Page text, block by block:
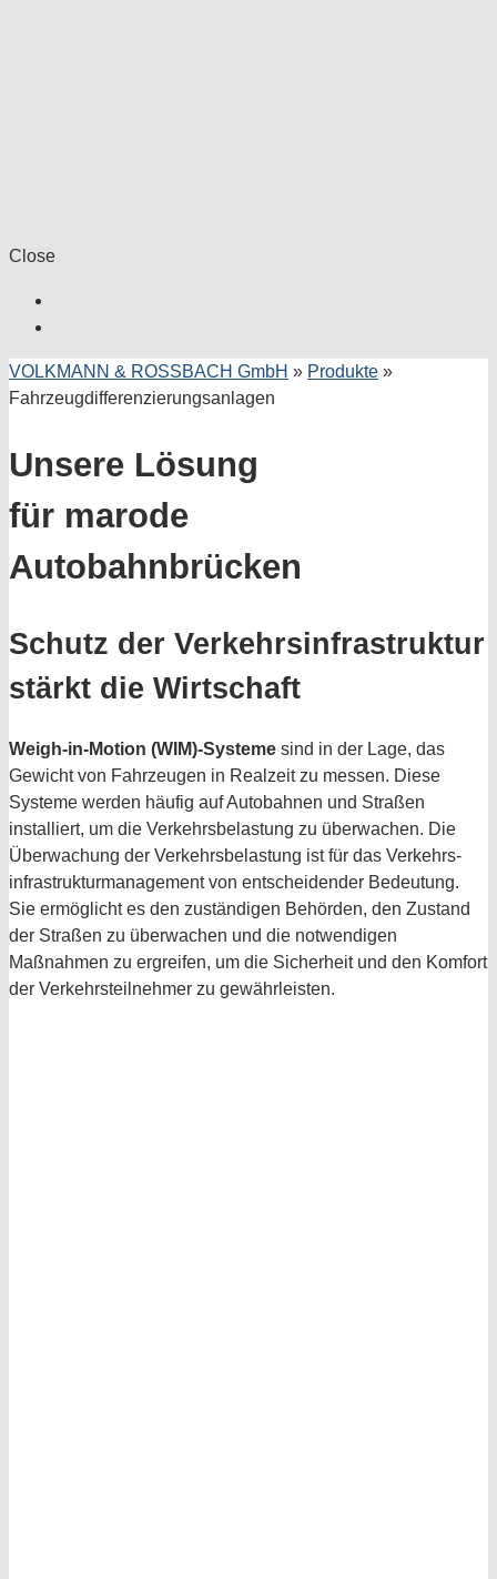
Close
VOLKMANN & ROSSBACH GmbH » Produkte »
Fahrzeugdifferenzierungsanlagen
Unsere Lösung
für marode
Autobahnbrücken
Schutz der Verkehrsinfrastruktur
stärkt die Wirtschaft
Weigh-in-Motion (WIM)-Systeme sind in der Lage, das
Gewicht von Fahrzeugen in Realzeit zu messen. Diese
Systeme werden häufig auf Autobahnen und Straßen
installiert, um die Verkehrsbelastung zu überwachen. Die
Überwachung der Verkehrsbelastung ist für das Verkehrs­
infrastruktur­management von entscheidender Bedeutung.
Sie ermöglicht es den zuständigen Behörden, den Zustand
der Straßen zu überwachen und die notwendigen
Maßnahmen zu ergreifen, um die Sicherheit und den Komfort
der Verkehrsteilnehmer zu gewährleisten.